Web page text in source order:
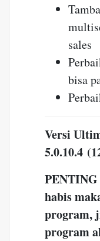
sales
bisa
Versi
5.0.10.4
habis
program,
program